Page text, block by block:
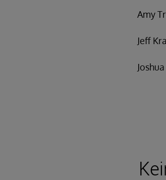
Amy
Jeff